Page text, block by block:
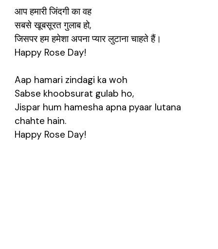
आप हमारी जिंदगी का वह
सबसे खूबसूरत गुलाब हो,
जिसपर हम हमेशा अपना प्यार लुटाना चाहते हैं।
Happy Rose Day!
Aap hamari zindagi ka woh
Sabse khoobsurat gulab ho,
Jispar hum hamesha apna pyaar lutana
chahte hain.
Happy Rose Day!